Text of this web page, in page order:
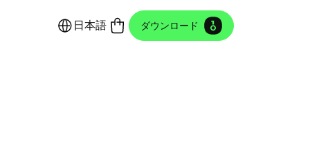
日本語 ダウンロード